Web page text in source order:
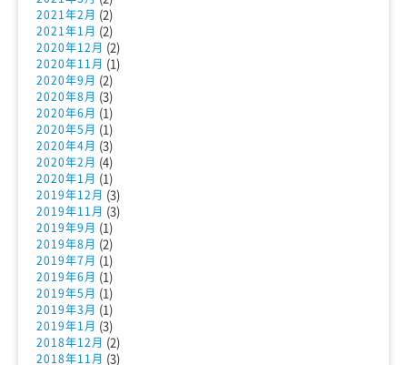
2021年2月 (2)
2021年1月 (2)
2020年12月 (2)
2020年11月 (1)
2020年9月 (2)
2020年8月 (3)
2020年6月 (1)
2020年5月 (1)
2020年4月 (3)
2020年2月 (4)
2020年1月 (1)
2019年12月 (3)
2019年11月 (3)
2019年9月 (1)
2019年8月 (2)
2019年7月 (1)
2019年6月 (1)
2019年5月 (1)
2019年3月 (1)
2019年1月 (3)
2018年12月 (2)
2018年11月 (3)